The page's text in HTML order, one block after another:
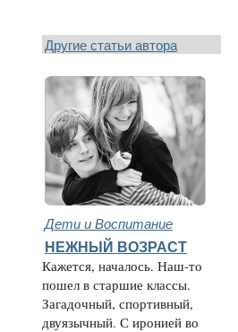
Другие статьи автора
Дети и Воспитание
НЕЖНЫЙ ВОЗРАСТ
Кажется, началось. Наш-то
пошел в старшие классы.
Загадочный, спортивный,
двуязычный. С иронией во